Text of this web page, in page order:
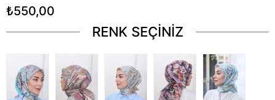
₺550,00
RENK SEÇİNİZ